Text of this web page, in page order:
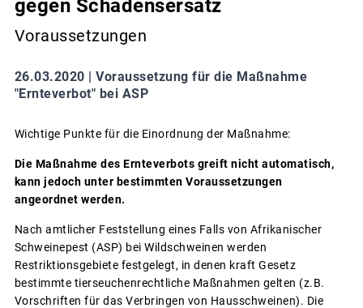
gegen Schadensersatz
Voraussetzungen
26.03.2020 | Voraussetzung für die Maßnahme
"Ernteverbot" bei ASP
Wichtige Punkte für die Einordnung der Maßnahme:
Die Maßnahme des Ernteverbots greift nicht automatisch,
kann jedoch unter bestimmten Voraussetzungen
angeordnet werden.
Nach amtlicher Feststellung eines Falls von Afrikanischer
Schweinepest (ASP) bei Wildschweinen werden
Restriktionsgebiete festgelegt, in denen kraft Gesetz
bestimmte tierseuchenrechtliche Maßnahmen gelten (z.B.
Vorschriften für das Verbringen von Hausschweinen). Die